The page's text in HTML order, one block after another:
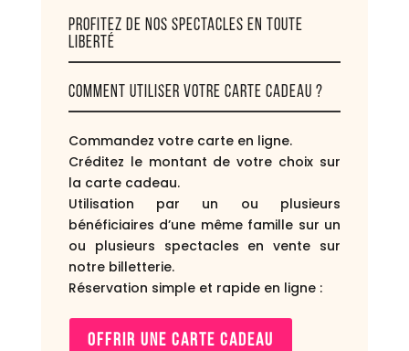
PROFITEZ DE NOS SPECTACLES EN TOUTE
LIBERTÉ
COMMENT UTILISER VOTRE CARTE CADEAU ?
Commandez votre carte en ligne.
Créditez le montant de votre choix sur
la carte cadeau.
Utilisation par un ou plusieurs
bénéficiaires d’une même famille sur un
ou plusieurs spectacles en vente sur
notre billetterie.
Réservation simple et rapide en ligne :
OFFRIR UNE CARTE CADEAU